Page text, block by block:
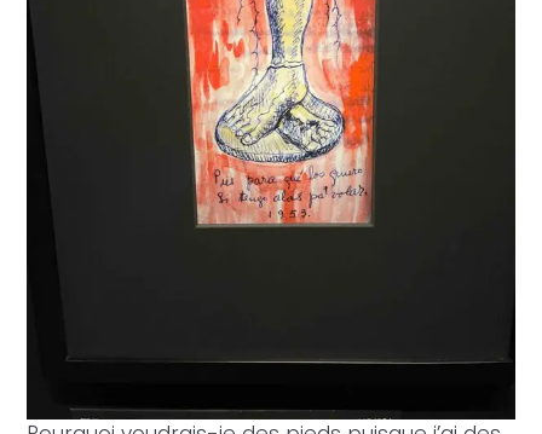
non en cliquant sur le bouton "Je souhaite Gérer mes
Je certifie être un professionnel de santé et je
souhaite gérer mes préférences
Je certifie être un professionnel de
santé et accepte la politique de
confidentialité